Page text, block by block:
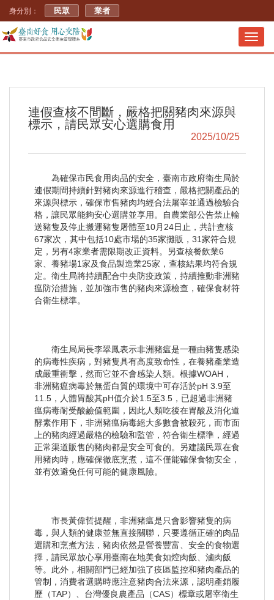
身分別： 民眾 業者
連假查核不間斷，嚴格把關豬肉來源與
標示，請民眾安心選購食用
2025/10/25
為確保市民食用肉品的安全，臺南市政府衛生局於
連假期間持續針對豬肉來源進行稽查，嚴格把關產品的
來源與標示，確保市售豬肉均經合法屠宰並通過檢驗合
格，讓民眾能夠安心選購並享用。自農業部公告禁止輸
送豬隻及停止搬運豬隻屠體至10月24日止，共計查核
67家次，其中包括10處市場的35家攤販，31家符合規
定，另有4家業者需限期改正資料。另查核餐飲業6
家、養豬場1家及食品製造業25家，查核結果均符合規
定。衛生局將持續配合中央防疫政策，持續推動非洲豬
瘟防治措施，並加強市售的豬肉來源檢查，確保食材符
合衛生標準。
衛生局局長李翠鳳表示非洲豬瘟是一種由豬隻感染
的病毒性疾病，對豬隻具有高度致命性，在養豬產業造
成嚴重衝擊，然而它並不會感染人類。根據WOAH，
非洲豬瘟病毒於無蛋白質的環境中可存活於pH 3.9至
11.5，人體胃酸其pH值介於1.5至3.5，已超過非洲豬
瘟病毒耐受酸鹼值範圍，因此人類吃後在胃酸及消化道
酵素作用下，非洲豬瘟病毒絕大多數會被殺死，而市面
上的豬肉經過嚴格的檢驗和監管，符合衛生標準，經過
正常渠道販售的豬肉都是安全可食的。另建議民眾在食
用豬肉時，應確保徹底烹煮，這不僅能確保食物安全，
並有效避免任何可能的健康風險。
市長黃偉哲提醒，非洲豬瘟是只會影響豬隻的病
毒，與人類的健康並無直接關聯，只要遵循正確的肉品
選購和烹煮方法，豬肉依然是營養豐富、安全的食物選
擇，請民眾放心享用臺南在地美食如焢肉飯、滷肉飯
等。此外，相關部門已經加強了疫區監控和豬肉產品的
管制，消費者選購時應注意豬肉合法來源，認明產銷履
歷（TAP）、台灣優良農產品（CAS）標章或屠宰衛生